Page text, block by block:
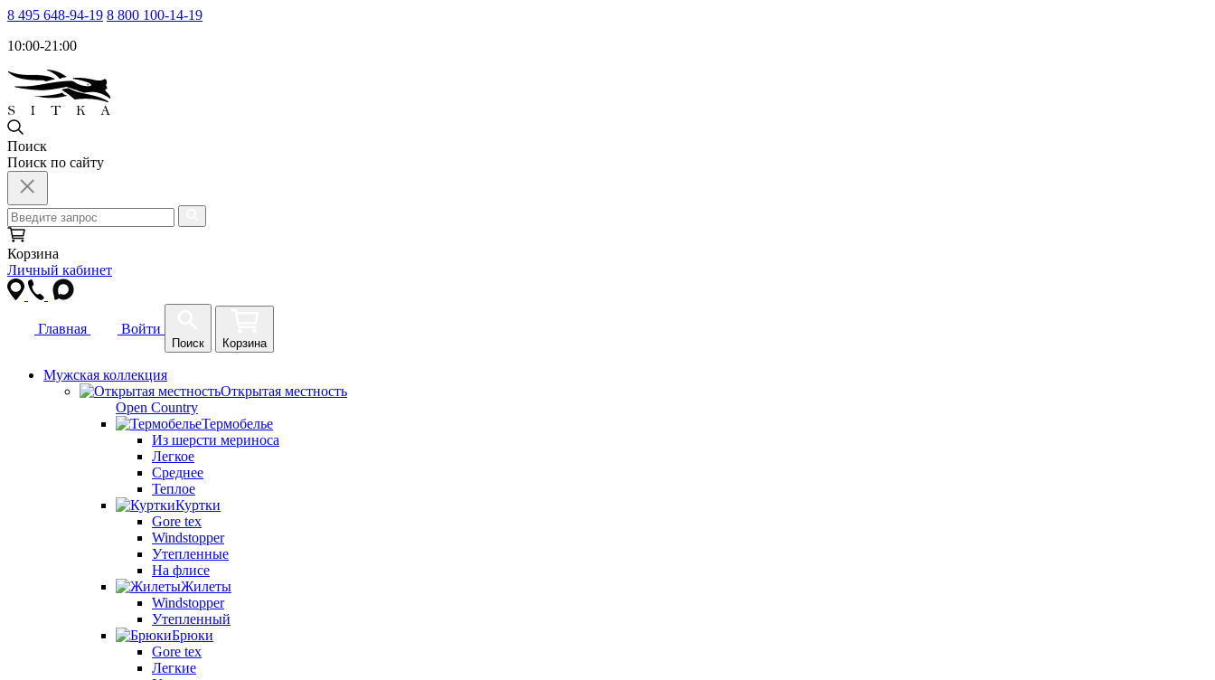
8 495 648-94-19 8 800 100-14-19
10:00-21:00
Поиск
Поиск по сайту
Корзина
Личный кабинет
Главная Войти
Поиск Корзина
Мужская коллекция
Открытая местность
Open Country
Термобелье
Из шерсти мериноса
Легкое
Среднее
Теплое
Куртки
Gore tex
Windstopper
Утепленные
На флисе
Жилеты
Windstopper
Утепленный
Брюки
Gore tex
Легкие